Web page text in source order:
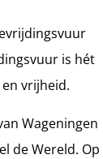
is hét
vrijheid.
Wageningen
de Wereld. Op